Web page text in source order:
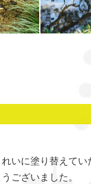
いに塗り替えてい
ございました。